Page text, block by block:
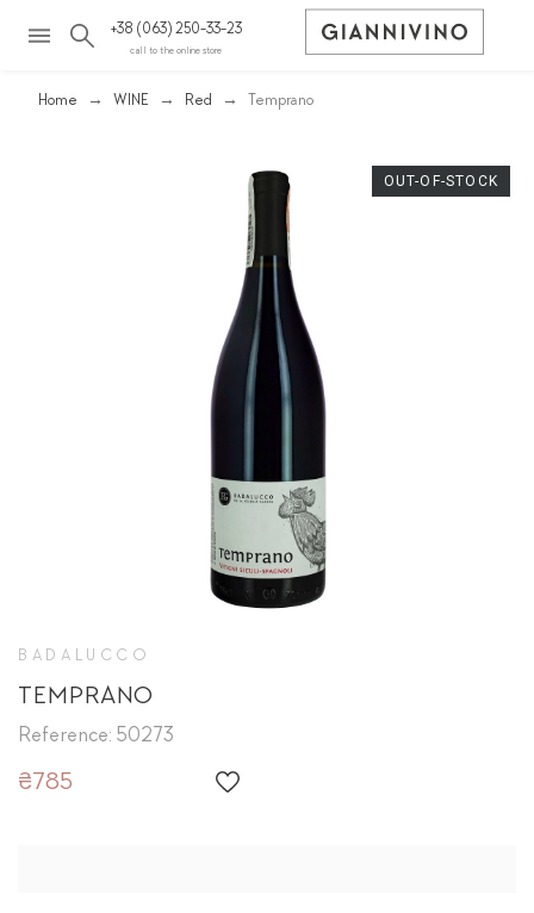
+38 (063) 250-33-23
call to the online store
Home WINE Red Temprano
OUT-OF-STOCK
BADALUCCO
TEMPRANO
Reference: 50273
₴785